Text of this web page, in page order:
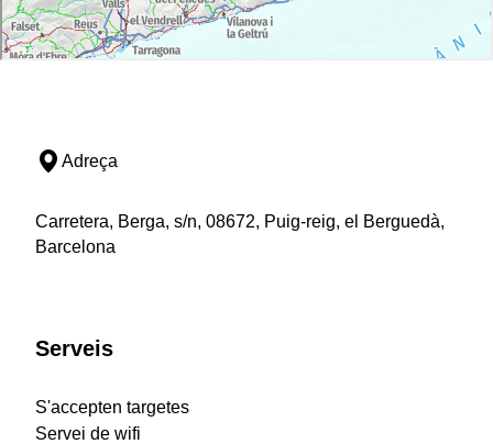
Adreça
Carretera, Berga, s/n, 08672, Puig-reig, el Berguedà,
Barcelona
Serveis
S'accepten targetes
Servei de wifi